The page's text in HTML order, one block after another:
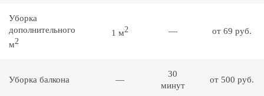
Уборка
дополнительного
м2
1 м2 — от 69 руб.
Уборка балкона —
30
минут
от 500 руб.